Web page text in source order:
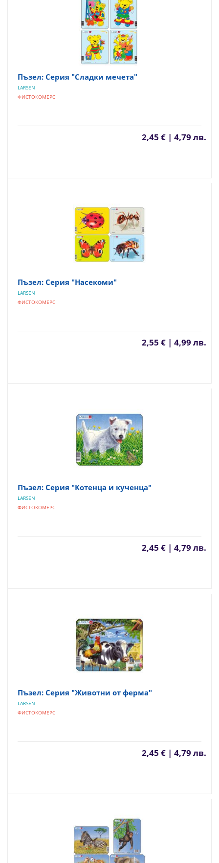
Пъзел: Серия "Сладки мечета"
LARSEN
ФИСТОКОМЕРС
2,45 € | 4,79 лв.
Пъзел: Серия "Насекоми"
LARSEN
ФИСТОКОМЕРС
2,55 € | 4,99 лв.
Пъзел: Серия "Котенца и кученца"
LARSEN
ФИСТОКОМЕРС
2,45 € | 4,79 лв.
Пъзел: Серия "Животни от ферма"
LARSEN
ФИСТОКОМЕРС
2,45 € | 4,79 лв.